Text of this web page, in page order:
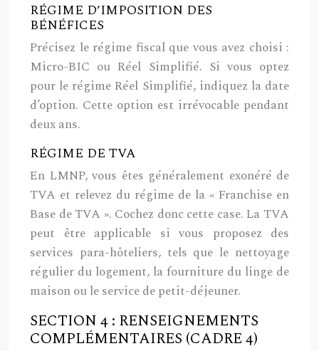
RÉGIME D’IMPOSITION DES
BÉNÉFICES
Précisez le régime fiscal que vous avez choisi :
Micro-BIC ou Réel Simplifié. Si vous optez
pour le régime Réel Simplifié, indiquez la date
d’option. Cette option est irrévocable pendant
deux ans.
RÉGIME DE TVA
En LMNP, vous êtes généralement exonéré de
TVA et relevez du régime de la « Franchise en
Base de TVA ». Cochez donc cette case. La TVA
peut être applicable si vous proposez des
services para-hôteliers, tels que le nettoyage
régulier du logement, la fourniture du linge de
maison ou le service de petit-déjeuner.
SECTION 4 : RENSEIGNEMENTS
COMPLÉMENTAIRES (CADRE 4)